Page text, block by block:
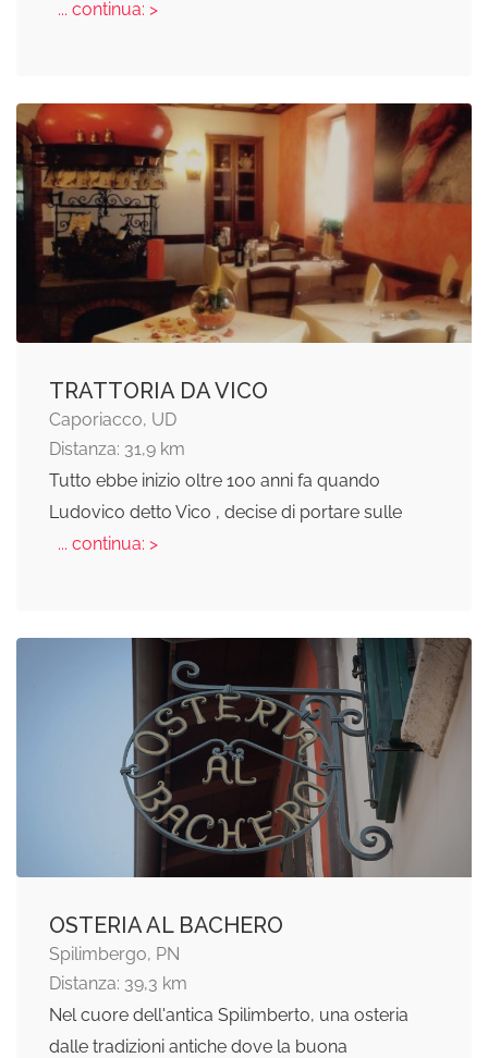
... continua: >
TRATTORIA DA VICO
Caporiacco, UD
Distanza: 31,9 km
Tutto ebbe inizio oltre 100 anni fa quando
Ludovico detto Vico , decise di portare sulle
... continua: >
OSTERIA AL BACHERO
Spilimbergo, PN
Distanza: 39,3 km
Nel cuore dell'antica Spilimberto, una osteria
dalle tradizioni antiche dove la buona